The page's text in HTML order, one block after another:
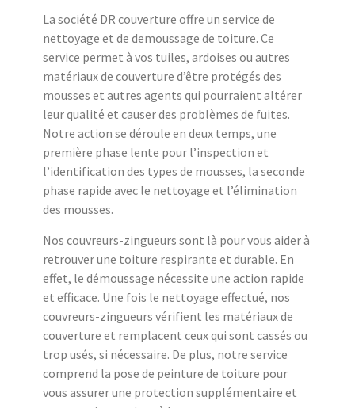
La société DR couverture offre un service de
nettoyage et de demoussage de toiture. Ce
service permet à vos tuiles, ardoises ou autres
matériaux de couverture d’être protégés des
mousses et autres agents qui pourraient altérer
leur qualité et causer des problèmes de fuites.
Notre action se déroule en deux temps, une
première phase lente pour l’inspection et
l’identification des types de mousses, la seconde
phase rapide avec le nettoyage et l’élimination
des mousses.
Nos couvreurs-zingueurs sont là pour vous aider à
retrouver une toiture respirante et durable. En
effet, le démoussage nécessite une action rapide
et efficace. Une fois le nettoyage effectué, nos
couvreurs-zingueurs vérifient les matériaux de
couverture et remplacent ceux qui sont cassés ou
trop usés, si nécessaire. De plus, notre service
comprend la pose de peinture de toiture pour
vous assurer une protection supplémentaire et